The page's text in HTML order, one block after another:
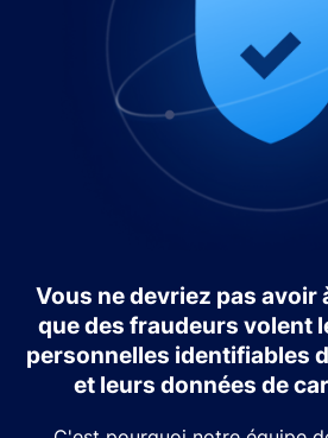
Vous ne devriez pas avoir
que des fraudeurs volent
personnelles identifiables
et leurs données de